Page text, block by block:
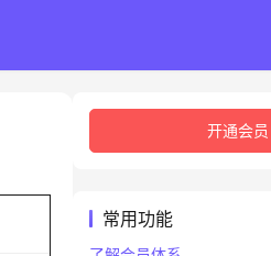
开通会员
常用功能